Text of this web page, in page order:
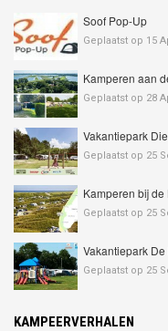
Soof Pop-Up
Geplaatst op 15
Kamperen aan
Geplaatst op 28
Vakantiepark
Geplaatst op 25
Kamperen bij de
Geplaatst op 25
Vakantiepark
Geplaatst op 25
KAMPEERVERHALEN